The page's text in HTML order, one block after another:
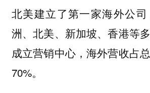
北美建立了第一家海外公
洲、北美、新加坡、香港等
成立营销中心，海外营收占
70%。